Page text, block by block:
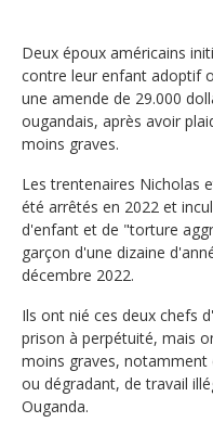
Deux époux américains
contre leur enfant adoptif
une amende de 29.000
ougandais, après avoir
moins graves.
Les trentenaires Nicholas
été arrêtés en 2022 et
d'enfant et de "torture
garçon d'une dizaine
décembre 2022.
Ils ont nié ces deux chefs
prison à perpétuité, mais
moins graves,
ou dégradant, de travail
Ouganda.